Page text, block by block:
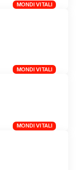
MONDI VITALI
MONDI VITALI
MONDI VITALI